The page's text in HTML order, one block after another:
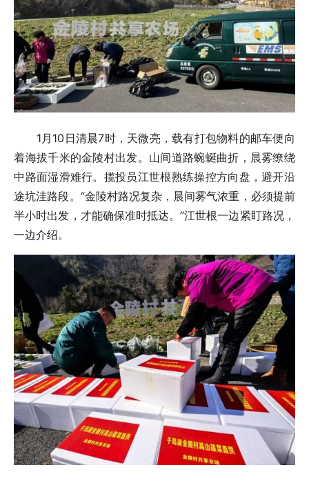
1月10日清晨7时，天微亮，载有打包物料的邮车便向
着海拔千米的金陵村出发。山间道路蜿蜒曲折，晨雾缭绕
中路面湿滑难行。揽投员江世根熟练操控方向盘，避开沿
途坑洼路段。“金陵村路况复杂，晨间雾气浓重，必须提前
半小时出发，才能确保准时抵达。”江世根一边紧盯路况，
一边介绍。